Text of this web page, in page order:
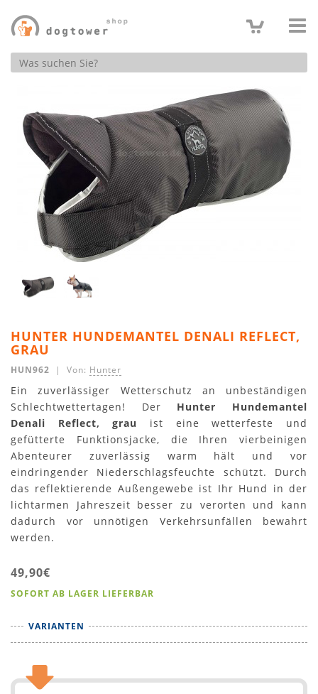
Produktsuche
HUNTER HUNDEMANTEL DENALI REFLECT,
GRAU
HUN962 | Von: Hunter
Ein zuverlässiger Wetterschutz an unbeständigen
Schlechtwettertagen! Der Hunter Hundemantel
Denali Reflect, grau
ist eine wetterfeste und
gefütterte Funktionsjacke, die Ihren vierbeinigen
Abenteurer zuverlässig warm hält und vor
eindringender Niederschlagsfeuchte schützt. Durch
das reflektierende Außengewebe ist Ihr Hund in der
lichtarmen Jahreszeit besser zu verorten und kann
dadurch vor unnötigen Verkehrsunfällen bewahrt
werden.
49,90€
SOFORT AB LAGER LIEFERBAR
VARIANTEN